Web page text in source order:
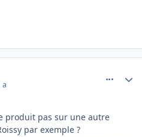
a
produit pas sur une autre
par exemple ?